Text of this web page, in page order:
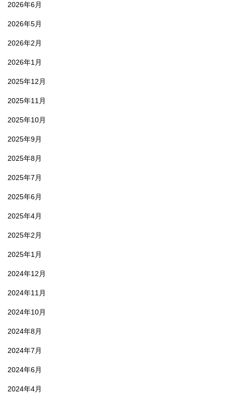
2026年6月
2026年5月
2026年2月
2026年1月
2025年12月
2025年11月
2025年10月
2025年9月
2025年8月
2025年7月
2025年6月
2025年4月
2025年2月
2025年1月
2024年12月
2024年11月
2024年10月
2024年8月
2024年7月
2024年6月
2024年4月